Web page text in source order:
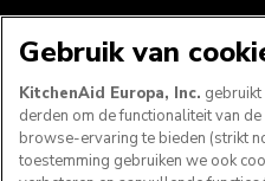
Gebruik van
KitchenAid Europa, Inc. gebruikt
derden om de functionaliteit van
browse-ervaring te bieden (strikt
toestemming gebruiken we ook